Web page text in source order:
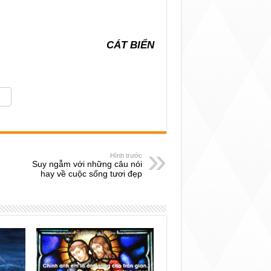
CÁT BIỂN
Hình trước
Suy ngẫm với những câu nói
hay về cuộc sống tươi đẹp